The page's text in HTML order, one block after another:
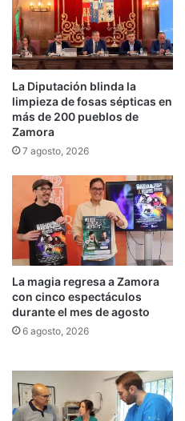
La Diputación blinda la
limpieza de fosas sépticas en
más de 200 pueblos de
Zamora
7 agosto, 2026
La magia regresa a Zamora
con cinco espectáculos
durante el mes de agosto
6 agosto, 2026